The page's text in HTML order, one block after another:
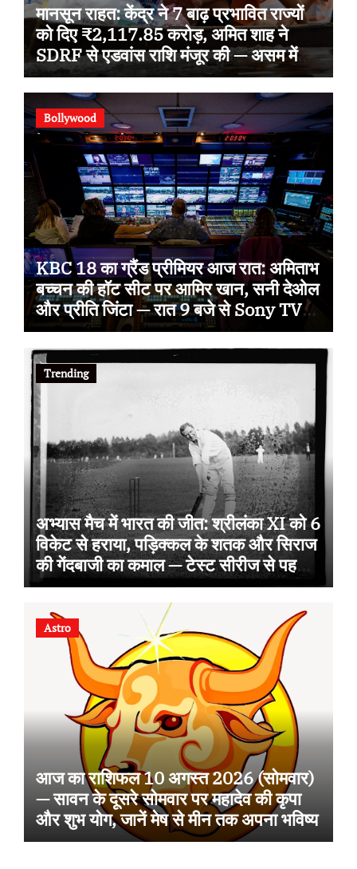
मानसून राहत: केंद्र ने 7 बाढ़ प्रभावित राज्यों
को दिए ₹2,117.85 करोड़, अमित शाह ने
SDRF से एडवांस राशि मंजूर की — असम में
मृतक 98, हिमाचल में 153 सड़कें बंद
Bollywood
KBC 18 का ग्रैंड प्रीमियर आज रात: अमिताभ
बच्चन की हॉट सीट पर आमिर खान, सनी देओल
और प्रीति जिंटा — रात 9 बजे से Sony TV
पर
Trending
अभ्यास मैच में भारत की जीत: श्रीलंका XI को 6
विकेट से हराया, पड़िक्कल के शतक और सिराज
की गेंदबाजी का कमाल — टेस्ट सीरीज से पहले
जोरदार तैयारी
Astro
आज का राशिफल 10 अगस्त 2026 (सोमवार)
— सावन के दूसरे सोमवार पर महादेव की कृपा
और शुभ योग, जानें मेष से मीन तक अपना भविष्य